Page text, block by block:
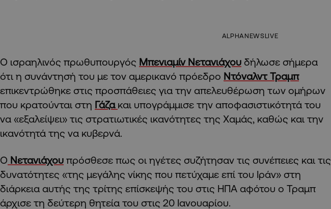
ALPHANEWSLIVE
Ο ισραηλινός πρωθυπουργός Μπενιαμίν Νετανιάχου δήλωσε σήμερα
ότι η συνάντησή του με τον αμερικανό πρόεδρο Ντόναλντ Τραμπ
επικεντρώθηκε στις προσπάθειες για την απελευθέρωση των ομήρων
που κρατούνται στη Γάζα και υπογράμμισε την αποφασιστικότητά του
να «εξαλείψει» τις στρατιωτικές ικανότητες της Χαμάς, καθώς και την
ικανότητά της να κυβερνά.
Ο Νετανιάχου πρόσθεσε πως οι ηγέτες συζήτησαν τις συνέπειες και τις
δυνατότητες «της μεγάλης νίκης που πετύχαμε επί του Ιράν» στη
διάρκεια αυτής της τρίτης επίσκεψής του στις ΗΠΑ αφότου ο Τραμπ
άρχισε τη δεύτερη θητεία του στις 20 Ιανουαρίου.